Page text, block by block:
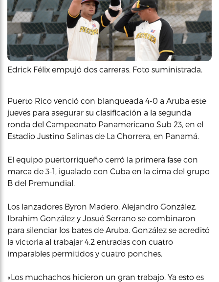
Edrick Félix empujó dos carreras. Foto suministrada.
Puerto Rico venció con blanqueada 4-0 a Aruba este
jueves para asegurar su clasificación a la segunda
ronda del Campeonato Panamericano Sub 23, en el
Estadio Justino Salinas de La Chorrera, en Panamá.
El equipo puertorriqueño cerró la primera fase con
marca de 3-1, igualado con Cuba en la cima del grupo
B del Premundial.
Los lanzadores Byron Madero, Alejandro González,
Ibrahim González y Josué Serrano se combinaron
para silenciar los bates de Aruba. González se acreditó
la victoria al trabajar 4.2 entradas con cuatro
imparables permitidos y cuatro ponches.
«Los muchachos hicieron un gran trabajo. Ya esto es